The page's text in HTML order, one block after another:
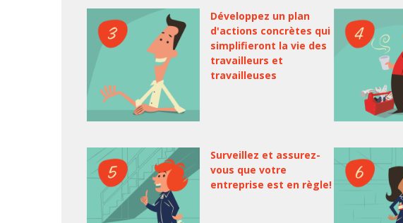
Développez un plan
d'actions concrètes qui
simplifieront la vie des
travailleurs et
travailleuses
Surveillez et assurez-
vous que votre
entreprise est en règle!